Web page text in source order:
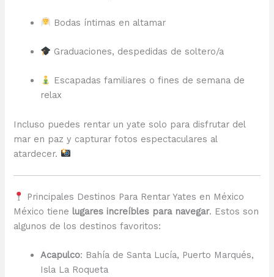
Bodas íntimas en altamar
Graduaciones, despedidas de soltero/a
Escapadas familiares o fines de semana de
relax
Incluso puedes rentar un yate solo para disfrutar del
mar en paz y capturar fotos espectaculares al
atardecer.
Principales Destinos Para Rentar Yates en México
México tiene lugares increíbles para navegar. Estos son
algunos de los destinos favoritos:
Acapulco: Bahía de Santa Lucía, Puerto Marqués,
Isla La Roqueta